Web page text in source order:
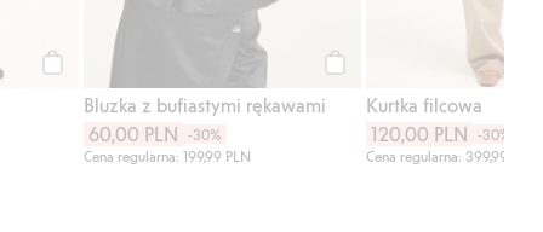
Bluzka z bufiastymi rękawami
60,00 PLN
-30%
Cena regularna: 199,99 PLN
Kurtka filcowa
120,00 PLN
-30%
Cena regularna: 399,99 PLN